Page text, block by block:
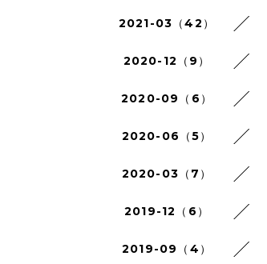
2021-03（42）
2020-12（9）
2020-09（6）
2020-06（5）
2020-03（7）
2019-12（6）
2019-09（4）